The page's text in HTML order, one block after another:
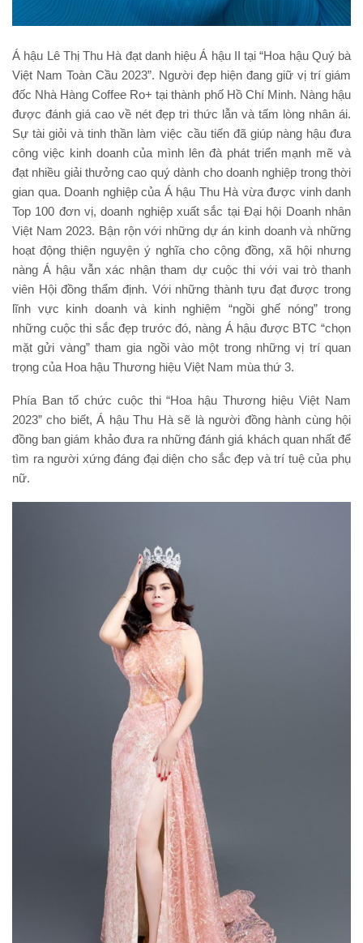
Á hậu Lê Thị Thu Hà đạt danh hiệu Á hậu II tại “Hoa hậu Quý bà
Việt Nam Toàn Cầu 2023”. Người đẹp hiện đang giữ vị trí giám
đốc Nhà Hàng Coffee Ro+ tại thành phố Hồ Chí Minh. Nàng hậu
được đánh giá cao về nét đẹp tri thức lẫn và tấm lòng nhân ái.
Sự tài giỏi và tinh thần làm việc cầu tiến đã giúp nàng hậu đưa
công việc kinh doanh của mình lên đà phát triển mạnh mẽ và
đạt nhiều giải thưởng cao quý dành cho doanh nghiệp trong thời
gian qua. Doanh nghiệp của Á hậu Thu Hà vừa được vinh danh
Top 100 đơn vị, doanh nghiệp xuất sắc tại Đại hội Doanh nhân
Việt Nam 2023. Bận rộn với những dự án kinh doanh và những
hoạt động thiện nguyện ý nghĩa cho cộng đồng, xã hội nhưng
nàng Á hậu vẫn xác nhận tham dự cuộc thi với vai trò thanh
viên Hội đồng thẩm định. Với những thành tựu đạt được trong
lĩnh vực kinh doanh và kinh nghiệm “ngồi ghế nóng” trong
những cuộc thi sắc đẹp trước đó, nàng Á hậu được BTC “chọn
mặt gửi vàng” tham gia ngồi vào một trong những vị trí quan
trọng của Hoa hậu Thương hiệu Việt Nam mùa thứ 3.
Phía Ban tổ chức cuộc thi “Hoa hậu Thương hiệu Việt Nam
2023” cho biết, Á hậu Thu Hà sẽ là người đồng hành cùng hội
đồng ban giám khảo đưa ra những đánh giá khách quan nhất để
tìm ra người xứng đáng đại diện cho sắc đẹp và trí tuệ của phụ
nữ.